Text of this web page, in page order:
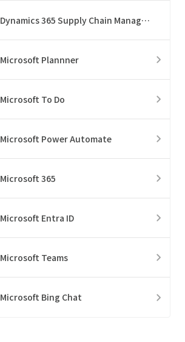
Dynamics 365 Supply Chain Management
Microsoft Plannner
Microsoft To Do
Microsoft Power Automate
Microsoft 365
Microsoft Entra ID
Microsoft Teams
Microsoft Bing Chat